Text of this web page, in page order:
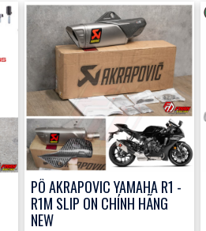
PÔ AKRAPOVIC YAMAHA R1 -
R1M SLIP ON CHÍNH HÃNG
NEW